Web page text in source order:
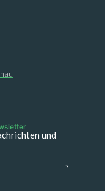
und